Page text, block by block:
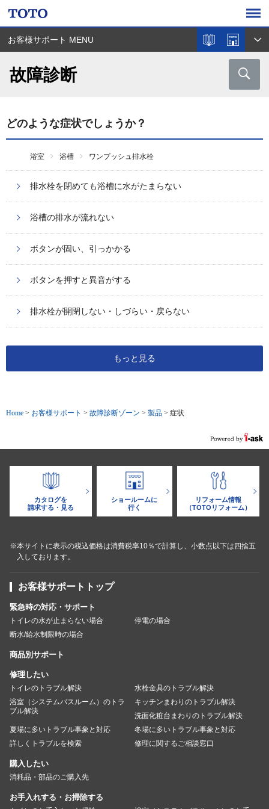
お客様サポート MENU
故障診断
どのような症状でしょうか？
浴室 浴槽 ワンプッシュ排水栓
排水栓を閉めても浴槽に水がたまらない
浴槽の排水が流れない
ボタンが固い、引っかかる
ボタンを押すと異音がする
排水栓が開閉しない・しづらい・戻らない
もっと見る
Home > お客様サポート > 故障診断ゾーン > 製品 > 症状
カタログを
請求する・見る
ショールームに
行く
リフォーム情報
（TOTOリフォーム）
※本サイトに表示の税込価格は消費税率10％で計算し、小数点以下は四捨五
入しております。
お客様サポートトップ
緊急時の対応・サポート
トイレの水が止まらない場合
停電の場合
断水/給水制限時の場合
商品別サポート
修理したい
トイレのトラブル解決
水栓金具のトラブル解決
浴室（システムバスルーム）のトラ
ブル解決
キッチンまわりのトラブル解決
洗面化粧台まわりのトラブル解決
夏場に多いトラブル事象と対応
冬場に多いトラブル事象と対応
詳しくトラブルを検索
修理に関するご相談窓口
購入したい
消耗品・部品のご購入先
お手入れする・お掃除する